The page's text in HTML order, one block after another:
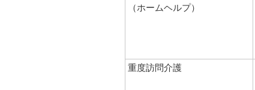
（ホームヘルプ）
重度訪問介護